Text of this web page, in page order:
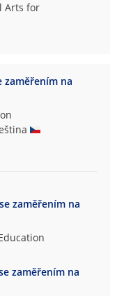
Arts for
zaměřením na
zaměřením na
zaměřením na